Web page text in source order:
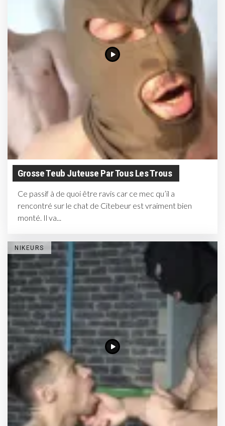
Grosse Teub Juteuse Par Tous Les Trous
Ce passif à de quoi être ravis car ce mec qu’il a
rencontré sur le chat de Citebeur est vraiment bien
monté. Il va...
NIKEURS